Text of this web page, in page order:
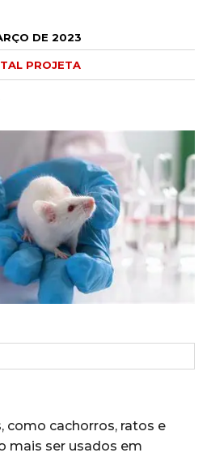
DE 2023
PROJETA
como cachorros, ratos e
mais ser usados em